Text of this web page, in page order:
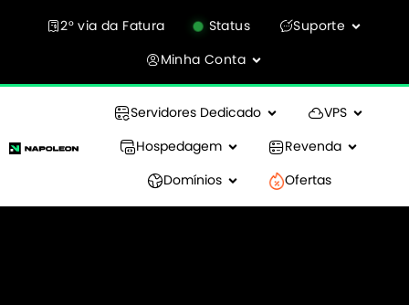
2° via da Fatura Status
Suporte
Minha Conta
Servidores Dedicado
VPS
Hospedagem
Revenda
Domínios
Ofertas